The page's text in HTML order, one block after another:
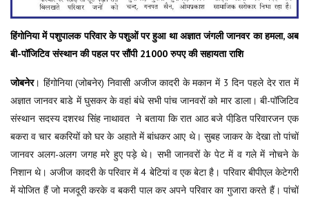
हिंगोनिया में पशुपालक परिवार के पशुओं पर हुआ था अज्ञात जंगली जानवर का हमला, अब
बी-पॉजिटिव संस्थान की पहल पर सौंपी 21000 रुपए की सहायता राशि
जोबनेर। हिंगोनिया (जोबनेर) निवासी अजीज कादरी के मकान में 3 दिन पहले देर रात में
अज्ञात जानवर बाडे में घुसकर के वहां बंधे सभी पांच जानवरों को मार डाला। बी-पॉजिटिव
संस्थान सदस्य दशरथ सिंह नाथावत ने बताया कि रात आठ बजे पीडि़त परिवारजन एक
बकरा व चार बकरियों को घर के अहाते में बांधकर आए थे। सुबह जाकर के देखा तो पांचों
जानवर अलग-अलग जगह मरे हुए पड़े थे। सभी जानवरों के पेट में व गले में नोचने के
निशान थे। अजीज कादरी के परिवार में 4 बेटियां व एक बेटा है। परिवार बीपीएल केटेगरी
में योजित हैं जो मजदूरी करके व बकरी पाल कर अपने परिवार का गुजारा करते हैं। पांचों